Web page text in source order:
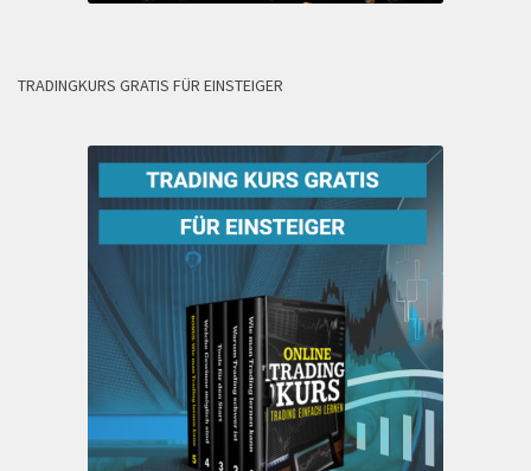
TRADINGKURS GRATIS FÜR EINSTEIGER